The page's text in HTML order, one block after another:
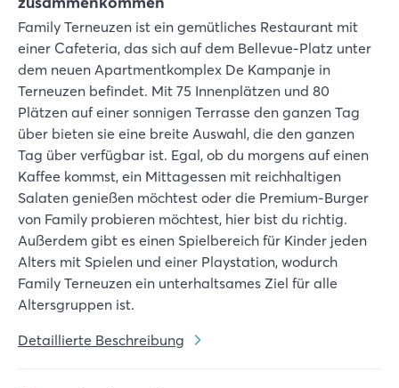
Family Terneuzen ist ein gemütliches Restaurant mit
einer Cafeteria, das sich auf dem Bellevue-Platz unter
dem neuen Apartmentkomplex De Kampanje in
Terneuzen befindet. Mit 75 Innenplätzen und 80
Plätzen auf einer sonnigen Terrasse den ganzen Tag
über bieten sie eine breite Auswahl, die den ganzen
Tag über verfügbar ist. Egal, ob du morgens auf einen
Kaffee kommst, ein Mittagessen mit reichhaltigen
Salaten genießen möchtest oder die Premium-Burger
von Family probieren möchtest, hier bist du richtig.
Außerdem gibt es einen Spielbereich für Kinder jeden
Alters mit Spielen und einer Playstation, wodurch
Family Terneuzen ein unterhaltsames Ziel für alle
Altersgruppen ist.
Detaillierte Beschreibung